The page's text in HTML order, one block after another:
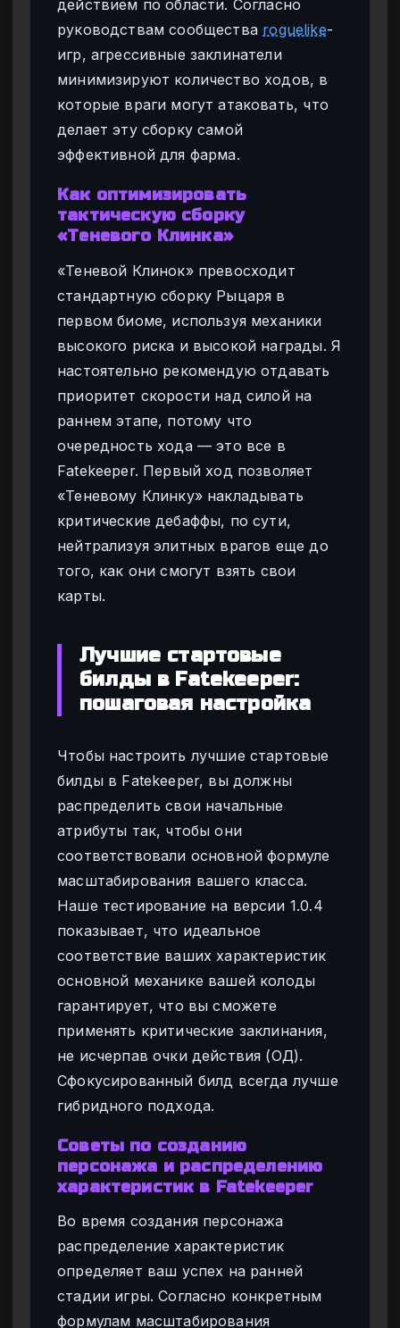
действием по области. Согласно
руководствам сообщества roguelike-
игр, агрессивные заклинатели
минимизируют количество ходов, в
которые враги могут атаковать, что
делает эту сборку самой
эффективной для фарма.
Как оптимизировать
тактическую сборку
«Теневого Клинка»
«Теневой Клинок» превосходит
стандартную сборку Рыцаря в
первом биоме, используя механики
высокого риска и высокой награды. Я
настоятельно рекомендую отдавать
приоритет скорости над силой на
раннем этапе, потому что
очередность хода — это все в
Fatekeeper. Первый ход позволяет
«Теневому Клинку» накладывать
критические дебаффы, по сути,
нейтрализуя элитных врагов еще до
того, как они смогут взять свои
карты.
Лучшие стартовые
билды в Fatekeeper:
пошаговая настройка
Чтобы настроить лучшие стартовые
билды в Fatekeeper, вы должны
распределить свои начальные
атрибуты так, чтобы они
соответствовали основной формуле
масштабирования вашего класса.
Наше тестирование на версии 1.0.4
показывает, что идеальное
соответствие ваших характеристик
основной механике вашей колоды
гарантирует, что вы сможете
применять критические заклинания,
не исчерпав очки действия (ОД).
Сфокусированный билд всегда лучше
гибридного подхода.
Советы по созданию
персонажа и распределению
характеристик в Fatekeeper
Во время создания персонажа
распределение характеристик
определяет ваш успех на ранней
стадии игры. Согласно конкретным
формулам масштабирования